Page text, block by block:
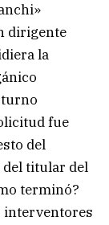
dirigente
la
turno
fue
del
del titular del
terminó?
interventores